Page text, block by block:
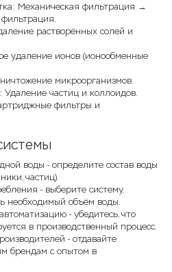
Механическая фильтрация →
растворённых солей и
удаление ионов (ионообменные
микроорганизмов.
Удаление частиц и коллоидов.
фильтры и
воды - определите состав воды
частиц).
- выберите систему,
необходимый объём воды.
- убедитесь, что
в производственный процесс.
- отдавайте
брендам с опытом в